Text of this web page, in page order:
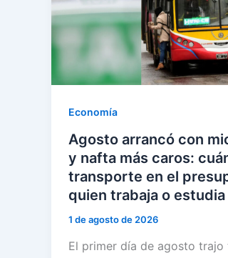
Economía
Agosto arrancó con
y nafta más caros:
transporte en el
quien trabaja o estudia
1 de agosto de 2026
El primer día de agosto trajo